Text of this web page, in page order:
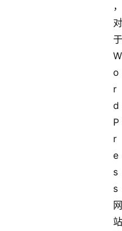
，
对
于
W
o
r
d
P
r
e
s
s
网
站